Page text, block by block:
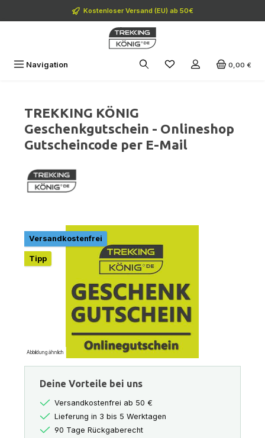
Zum Hauptinhalt springenKostenloser Versand (EU) ab 50€
Navigation 0,00 €
TREKKING KÖNIG
Geschenkgutschein - Onlineshop
Gutscheincode per E-Mail
Bildergalerie überspringen
Versandkostenfrei
Tipp
Abbildung ähnlich
Deine Vorteile bei uns
Versandkostenfrei ab 50 €
Lieferung in 3 bis 5 Werktagen
90 Tage Rückgaberecht